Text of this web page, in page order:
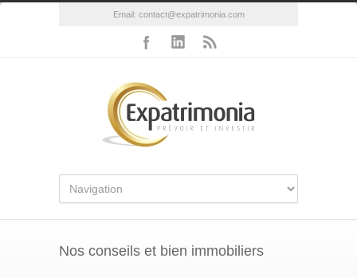
Email: contact@expatrimonia.com
Nos conseils et bien immobiliers